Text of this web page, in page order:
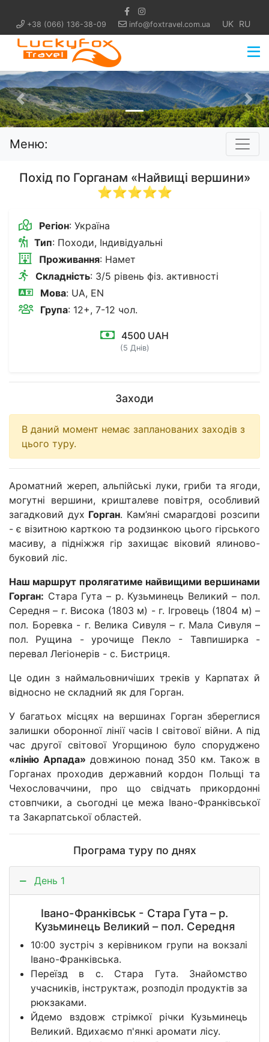
+38 (066) 136-38-09 info@foxtravel.com.ua UK RU
Попередній
Меню:
Похід по Горганам «Найвищі вершини»
⭐⭐⭐⭐⭐
Регіон: Україна
Тип: Походи, Індивідуальні
Проживання: Намет
Складність: 3/5 рівень фіз. активності
Мова: UA, EN
Група: 12+, 7-12 чол.
4500 UAH
(5 Днів)
Заходи
В даний момент немає запланованих заходів з
цього туру.
Ароматний жереп, альпійські луки, гриби та ягоди,
могутні вершини, кришталеве повітря, особливий
загадковий дух Горган. Кам’яні смарагдові розсипи
- є візитною карткою та родзинкою цього гірського
масиву, а підніжжя гір захищає віковий ялиново-
буковий ліс.
Наш маршрут пролягатиме найвищими вершинами
Горган: Стара Гута – р. Кузьминець Великий – пол.
Середня – г. Висока (1803 м) - г. Ігровець (1804 м) –
пол. Боревка - г. Велика Сивуля – г. Мала Сивуля –
пол. Рущина - урочище Пекло - Тавпиширка -
перевал Легіонерів - с. Бистриця.
Це один з наймальовничіших треків у Карпатах й
відносно не складний як для Горган.
У багатьох місцях на вершинах Горган збереглися
залишки оборонної лінії часів І світової війни. А під
час другої світової Угорщиною було споруджено
«лінію Арпада» довжиною понад 350 км. Також в
Горганах проходив державний кордон Польщі та
Чехословаччини, про що свідчать прикордонні
стовпчики, а сьогодні це межа Івано-Франківської
та Закарпатської областей.
Програма туру по днях
День 1
Івано-Франківськ - Стара Гута – р.
Кузьминець Великий – пол. Середня
10:00 зустріч з керівником групи на вокзалі
Івано-Франківська.
Переїзд в с. Стара Гута. Знайомство
учасників, інструктаж, розподіл продуктів за
рюкзаками.
Йдемо вздовж стрімкої річки Кузьминець
Великий. Вдихаємо п'янкі аромати лісу.